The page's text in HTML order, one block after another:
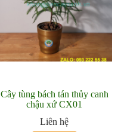
Cây tùng bách tán thủy canh
chậu xứ CX01
Liên hệ